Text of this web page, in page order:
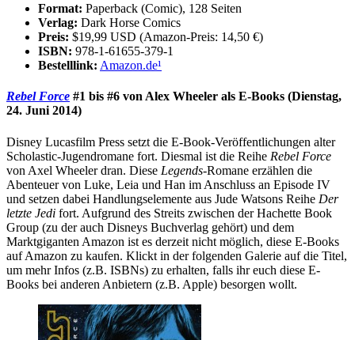
Format: Paperback (Comic), 128 Seiten
Verlag: Dark Horse Comics
Preis: $19,99 USD (Amazon-Preis: 14,50 €)
ISBN: 978-1-61655-379-1
Bestelllink: Amazon.de¹
Rebel Force #1 bis #6 von Alex Wheeler als E-Books (Dienstag,
24. Juni 2014)
Disney Lucasfilm Press setzt die E-Book-Veröffentlichungen alter
Scholastic-Jugendromane fort. Diesmal ist die Reihe Rebel Force
von Axel Wheeler dran. Diese Legends-Romane erzählen die
Abenteuer von Luke, Leia und Han im Anschluss an Episode IV
und setzen dabei Handlungselemente aus Jude Watsons Reihe Der
letzte Jedi fort. Aufgrund des Streits zwischen der Hachette Book
Group (zu der auch Disneys Buchverlag gehört) und dem
Marktgiganten Amazon ist es derzeit nicht möglich, diese E-Books
auf Amazon zu kaufen. Klickt in der folgenden Galerie auf die Titel,
um mehr Infos (z.B. ISBNs) zu erhalten, falls ihr euch diese E-
Books bei anderen Anbietern (z.B. Apple) besorgen wollt.